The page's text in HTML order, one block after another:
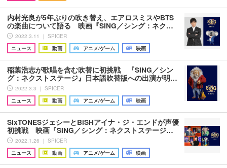
内村光良が5年ぶりの吹き替え、エアロスミスやBTS
の楽曲について語る 映画『SING／シング：ネク…
2022.3.11 ｜ SPICER
ニュース
動画 アニメ/ゲーム 映画
稲葉浩志が歌唱を含む吹替に初挑戦 『SING／シン
グ：ネクストステージ』日本語吹替版への出演が明…
2022.3.3 ｜ SPICER
ニュース
動画 アニメ/ゲーム 映画
SixTONESジェシーとBiSHアイナ・ジ・エンドが声優
初挑戦 映画『SING／シング：ネクストステージ…
2022.1.26 ｜ SPICER
ニュース
動画 アニメ/ゲーム 映画